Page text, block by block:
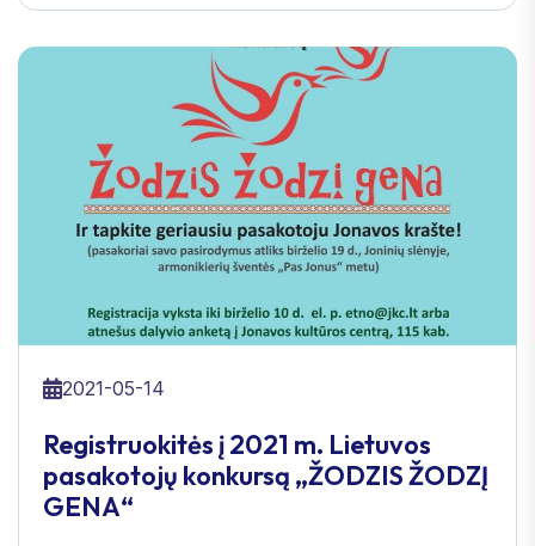
2021-05-14
Registruokitės į 2021 m. Lietuvos
pasakotojų konkursą „ŽODZIS ŽODZĮ
GENA“